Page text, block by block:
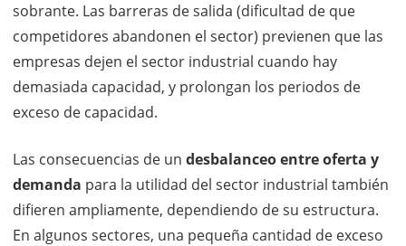
sobrante. Las barreras de salida (dificultad de que
competidores abandonen el sector) previenen que las
empresas dejen el sector industrial cuando hay
demasiada capacidad, y prolongan los periodos de
exceso de capacidad.
Las consecuencias de un desbalanceo entre oferta y
demanda para la utilidad del sector industrial también
difieren ampliamente, dependiendo de su estructura.
En algunos sectores, una pequeña cantidad de exceso